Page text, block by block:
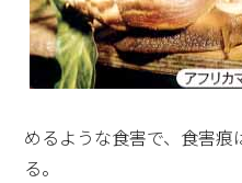
めるような食害で、食害
る。